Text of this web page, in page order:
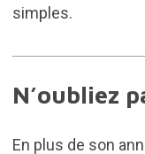
simples.
N’oubliez
En plus de son